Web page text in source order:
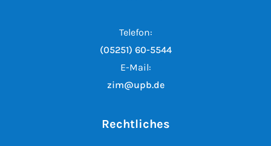
Telefon:
(05251) 60-5544
E-Mail:
zim@upb.de
Rechtliches